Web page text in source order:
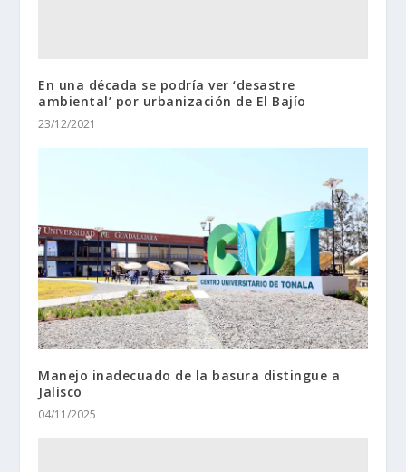
En una década se podría ver ‘desastre
ambiental’ por urbanización de El Bajío
23/12/2021
Manejo inadecuado de la basura distingue a
Jalisco
04/11/2025